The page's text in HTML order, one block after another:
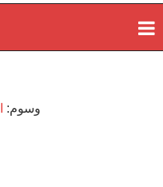
وسوم: